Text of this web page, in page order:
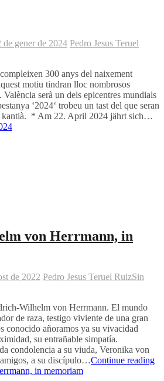
de gener de 2024 Pedro Jesus Teruel
300 anys del naixement
motiu tindran lloc nombrosos
València serà un dels epicentres mundials
‘2024‘ trobeu un tast del que seran
kantià. * Am 22. April 2024 jährt sich…
von Herrmann, in
de 2022 Pedro Jesus Teruel RuizSin
Wilhelm von Herrmann. El mundo
de raza, testigo viviente de una gran
conocido añoramos ya su vivacidad
su entrañable simpatía.
condolencia a su viuda, Veronika von
a su discípulo…Continue reading
in memoriam